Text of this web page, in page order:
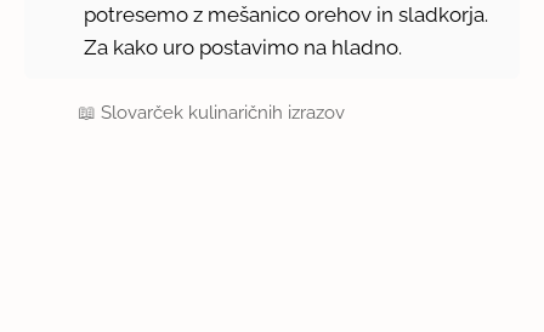
potresemo z mešanico orehov in sladkorja.
Za kako uro postavimo na hladno.
📖Slovarček kulinaričnih izrazov